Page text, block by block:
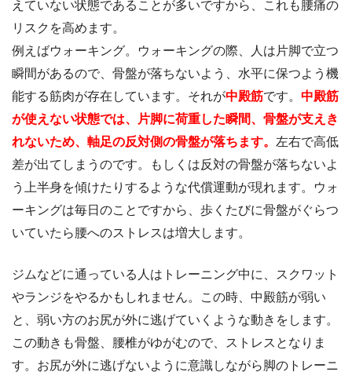
えていない状態であることが多いですから、これも腰痛の
リスクを高めます。
例えばウォーキング。ウォーキングの際、人は片脚で立つ
瞬間があるので、骨盤が落ちないよう、水平に保つよう機
能する筋肉が存在しています。それが中殿筋です。 中殿筋
が使えない状態では、片脚に荷重した瞬間、骨盤が支えき
れないため、軸足の反対側の骨盤が落ちます。 左右で高低
差が出てしまうのです。もしくは反対の骨盤が落ちないよ
う上半身を傾けたりするような代償運動が現れます。ウォ
ーキングは毎日のことですから、歩くたびに骨盤がぐらつ
いていたら腰へのストレスは増大します。
ジムなどに通っている人はトレーニング中に、スクワット
やランジをやるかもしれません。この時、中殿筋が弱い
と、弱い方のお尻が外に逃げていくような動きをします。
この動きも骨盤、腰椎がゆがむので、ストレスとなりま
す。お尻が外に逃げないように意識しながら脚のトレーニ